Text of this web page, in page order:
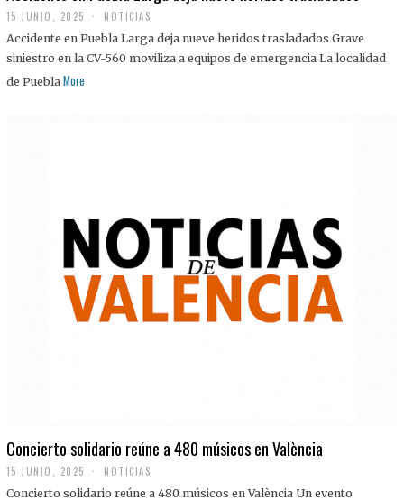
15 JUNIO, 2025 NOTICIAS
Accidente en Puebla Larga deja nueve heridos trasladados Grave
siniestro en la CV-560 moviliza a equipos de emergencia La localidad
de Puebla More
Concierto solidario reúne a 480 músicos en València
15 JUNIO, 2025 NOTICIAS
Concierto solidario reúne a 480 músicos en València Un evento